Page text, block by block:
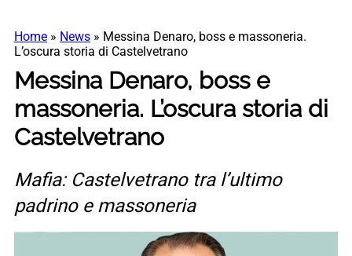
Home » News » Messina Denaro, boss e massoneria.
L’oscura storia di Castelvetrano
Messina Denaro, boss e
massoneria. L’oscura storia di
Castelvetrano
Mafia: Castelvetrano tra l’ultimo
padrino e massoneria